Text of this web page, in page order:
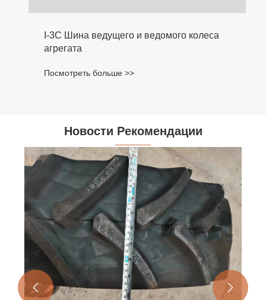
I-3C Шина ведущего и ведомого колеса
агрегата
Посмотреть больше >>
Новости Рекомендации
 